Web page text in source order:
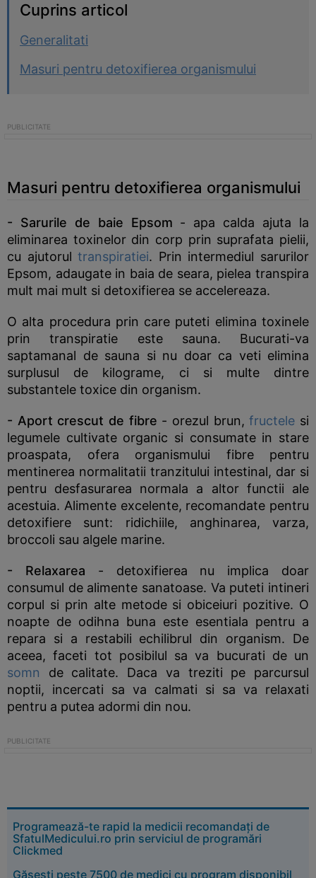
Cuprins articol
Generalitati
Masuri pentru detoxifierea organismului
Masuri pentru detoxifierea organismului
- Sarurile de baie Epsom - apa calda ajuta la
eliminarea toxinelor din corp prin suprafata pielii,
cu ajutorultranspiratiei. Prin intermediul sarurilor
Epsom, adaugate in baia de seara, pielea transpira
mult mai mult si detoxifierea se accelereaza.
O alta procedura prin care puteti elimina toxinele
prin transpiratie este sauna. Bucurati-va
saptamanal de sauna si nu doar ca veti elimina
surplusul de kilograme, ci si multe dintre
substantele toxice din organism.
- Aport crescut de fibre - orezul brun,fructele si
legumele cultivate organic si consumate in stare
proaspata, ofera organismului fibre pentru
mentinerea normalitatii tranzitului intestinal, dar si
pentru desfasurarea normala a altor functii ale
acestuia. Alimente excelente, recomandate pentru
detoxifiere sunt: ridichiile, anghinarea, varza,
broccoli sau algele marine.
- Relaxarea - detoxifierea nu implica doar
consumul de alimente sanatoase. Va puteti intineri
corpul si prin alte metode si obiceiuri pozitive. O
noapte de odihna buna este esentiala pentru a
repara si a restabili echilibrul din organism. De
aceea, faceti tot posibilul sa va bucurati de un
somn de calitate. Daca va treziti pe parcursul
noptii, incercati sa va calmati si sa va relaxati
pentru a putea adormi din nou.
Programează-te rapid la medicii recomandați de
SfatulMedicului.ro prin serviciul de programări
Clickmed
Găsești peste 7500 de medici cu program disponibil